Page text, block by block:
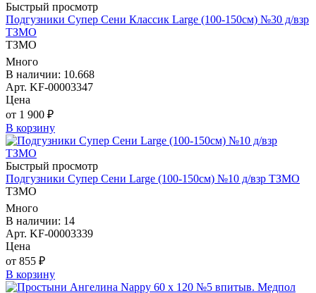
Быстрый просмотр
Подгузники Супер Сени Классик Large (100-150см) №30 д/взр
ТЗМО
ТЗМО
Много
В наличии: 10.668
Арт. KF-00003347
Цена
от 1 900 ₽
В корзину
Быстрый просмотр
Подгузники Супер Сени Large (100-150см) №10 д/взр ТЗМО
ТЗМО
Много
В наличии: 14
Арт. KF-00003339
Цена
от 855 ₽
В корзину